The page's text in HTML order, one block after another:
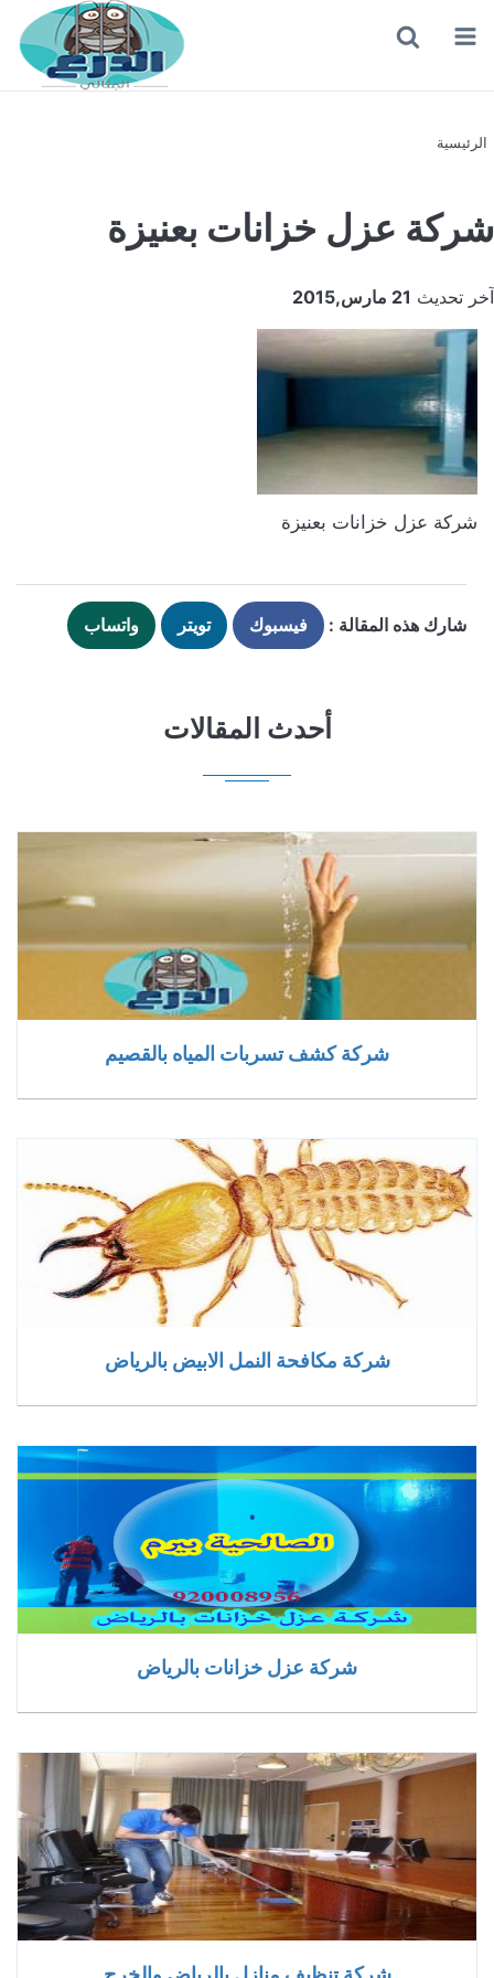
القائمة
الرئيسية
شركة عزل خزانات بعنيزة
آخر تحديث 21 مارس,2015
شركة عزل خزانات بعنيزة
شارك هذه المقالة : فيسبوك تويتر واتساب
أحدث المقالات
شركة كشف تسربات المياه بالقصيم
شركة مكافحة النمل الابيض بالرياض
شركة عزل خزانات بالرياض